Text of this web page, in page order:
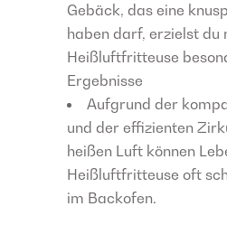
Gebäck, das eine
haben darf, erzielst du
Heißluftfritteuse
Ergebnisse
Aufgrund der
und der effizienten
heißen Luft können
Heißluftfritteuse oft
im Backofen.